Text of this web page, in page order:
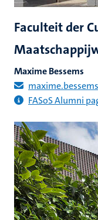
Faculteit der
Maxime Bessems
FASoSAlumni